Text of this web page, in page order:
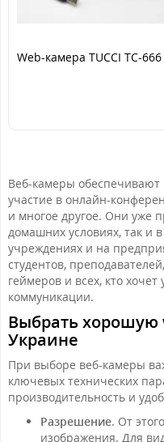
Web-камера TUCCI TC-666
Веб-камеры обеспечивают
участие в онлайн-
и многое другое. Они уже
домашних условиях, так и
учреждениях и на
студентов,
геймеров и всех, кто
коммуникации.
Выбрать хорошую
Украине
При выборе веб-камеры
ключевых технических
производительность и
Разрешение. От
изображения. Для